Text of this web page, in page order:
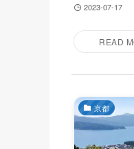
2023-07-17
京都